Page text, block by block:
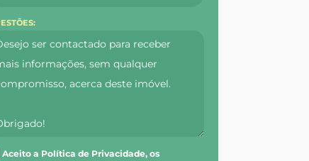
Aceito a Política de Privacidade, os